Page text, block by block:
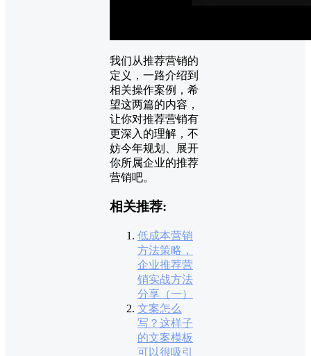
我们从推荐营销的
定义，一路介绍到
相关操作案例，希
望这两篇的内容，
让你对推荐营销有
更深入的理解，不
妨今年规划、展开
你所属企业的推荐
营销吧。
相关推荐:
低成本营销
方法策略，
企业推荐营
销实战方法
分享（一）
文案怎么
写？这样子
的文案模板
可以很吸引